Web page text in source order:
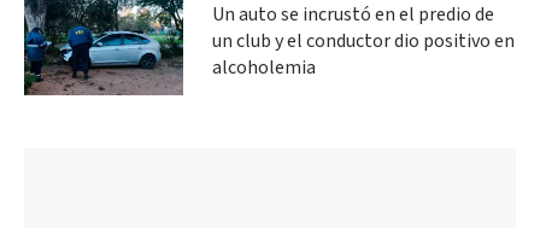
Un auto se incrustó en el predio de
un club y el conductor dio positivo en
alcoholemia